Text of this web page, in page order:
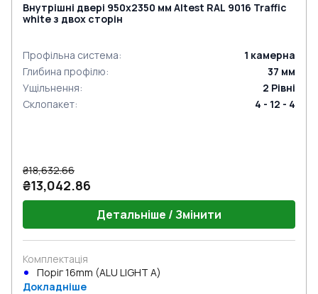
Внутрішні двері 950x2350 мм Altest RAL 9016 Traffic
white з двох сторін
Профільна система: 1 камерна
Глибина профілю: 37 мм
Ущільнення: 2 Рівні
Склопакет: 4 - 12 - 4
₴18,632.66
₴13,042.86
Детальніше / Змінити
Комплектація
Поріг 16mm (ALU LIGHT A)
Докладніше